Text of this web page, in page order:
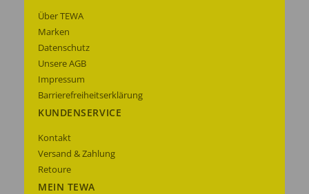
Über TEWA
Marken
Datenschutz
Unsere AGB
Impressum
Barrierefreiheitserklärung
KUNDENSERVICE
Kontakt
Versand & Zahlung
Retoure
MEIN TEWA